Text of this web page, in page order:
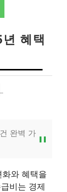
혜택
완벽 가
와 혜택을
비는 경제